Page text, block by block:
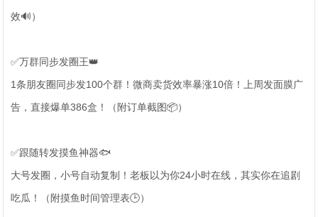
效🔊）
✅万群同步发圈王👑
1条朋友圈同步发100个群！微商卖货效率暴涨10倍！上周发面膜广
告，直接爆单386盒！（附订单截图📦）
✅跟随转发摸鱼神器🐟
大号发圈，小号自动复制！老板以为你24小时在线，其实你在追剧
吃瓜！（附摸鱼时间管理表🕒）